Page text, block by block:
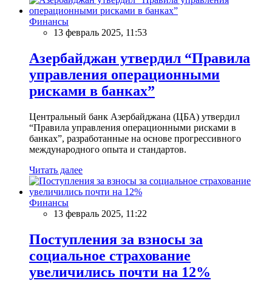
Финансы
13 февраль 2025, 11:53
Азербайджан утвердил “Правила
управления операционными
рисками в банках”
Центральный банк Азербайджана (ЦБА) утвердил
“Правила управления операционными рисками в
банках”, разработанные на основе прогрессивного
международного опыта и стандартов.
Читать далее
Финансы
13 февраль 2025, 11:22
Поступления за взносы за
социальное страхование
увеличились почти на 12%